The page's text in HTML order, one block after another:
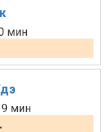
мин
мин